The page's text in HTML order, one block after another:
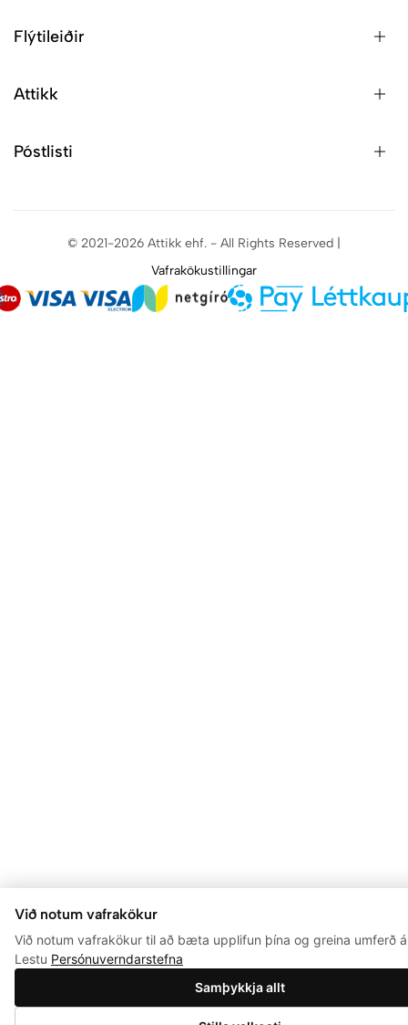
Við notum vafrakökur
Við notum vafrakökur til að bæta upplifun þína og greina umferð
Lestu Persónuverndarstefna
Samþykkja allt
Flýtileiðir
Attikk
Póstlisti
© 2021-2026 Attikk ehf. - All Rights Reserved |
Vafrakökustillingar